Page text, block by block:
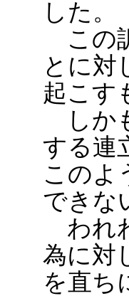
した。
この
とに対
起こす
しか
する連
このよ
できな
われ
為に対
を直ち